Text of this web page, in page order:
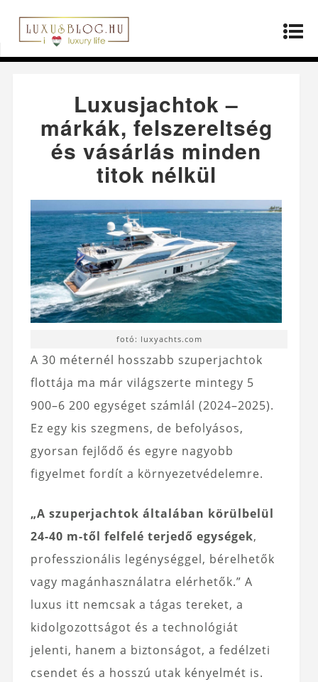
Kezdőlap»Életmód
Luxusjachtok – márkák,
felszereltség és vásárlás minden titok nélkül
Luxusjachtok –
márkák, felszereltség
és vásárlás minden
titok nélkül
fotó: luxyachts.com
A 30 méternél hosszabb szuperjachtok
flottája ma már világszerte mintegy 5
900–6 200 egységet számlál (2024–2025).
Ez egy kis szegmens, de befolyásos,
gyorsan fejlődő és egyre nagyobb
figyelmet fordít a környezetvédelemre.
„A szuperjachtok általában körülbelül
24-40 m-től felfelé terjedő egységek,
professzionális legénységgel, bérelhetők
vagy magánhasználatra elérhetők.” A
luxus itt nemcsak a tágas tereket, a
kidolgozottságot és a technológiát
jelenti, hanem a biztonságot, a fedélzeti
csendet és a hosszú utak kényelmét is.